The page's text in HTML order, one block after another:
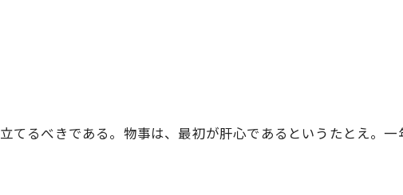
てるべきである。物事は、最初が肝心であるというたとえ。一